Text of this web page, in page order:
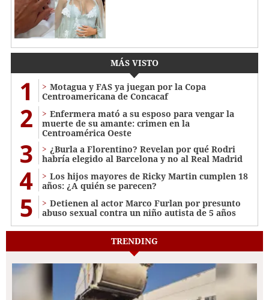
MÁS VISTO
1
Motagua y FAS ya juegan por la Copa
Centroamericana de Concacaf
2
Enfermera mató a su esposo para vengar la
muerte de su amante: crimen en la
Centroamérica Oeste
3
¿Burla a Florentino? Revelan por qué Rodri
habría elegido al Barcelona y no al Real Madrid
4
Los hijos mayores de Ricky Martin cumplen 18
años: ¿A quién se parecen?
5
Detienen al actor Marco Furlan por presunto
abuso sexual contra un niño autista de 5 años
TRENDING